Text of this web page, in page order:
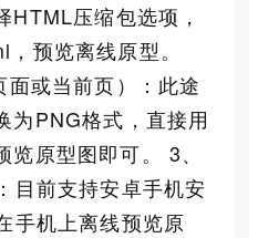
HTML压缩包选项，
预览离线原型。
或当前页）：此途
为PNG格式，直接用
原型图即可。 3、
目前支持安卓手机安
手机上离线预览原